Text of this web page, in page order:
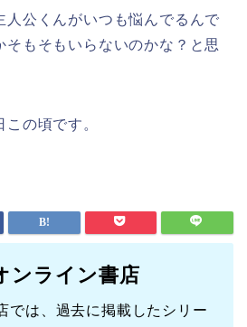
人公くんがいつも悩んでるんで
そもそもいらないのかな？と思
の頃です。
ンライン書店
では、過去に掲載したシリー